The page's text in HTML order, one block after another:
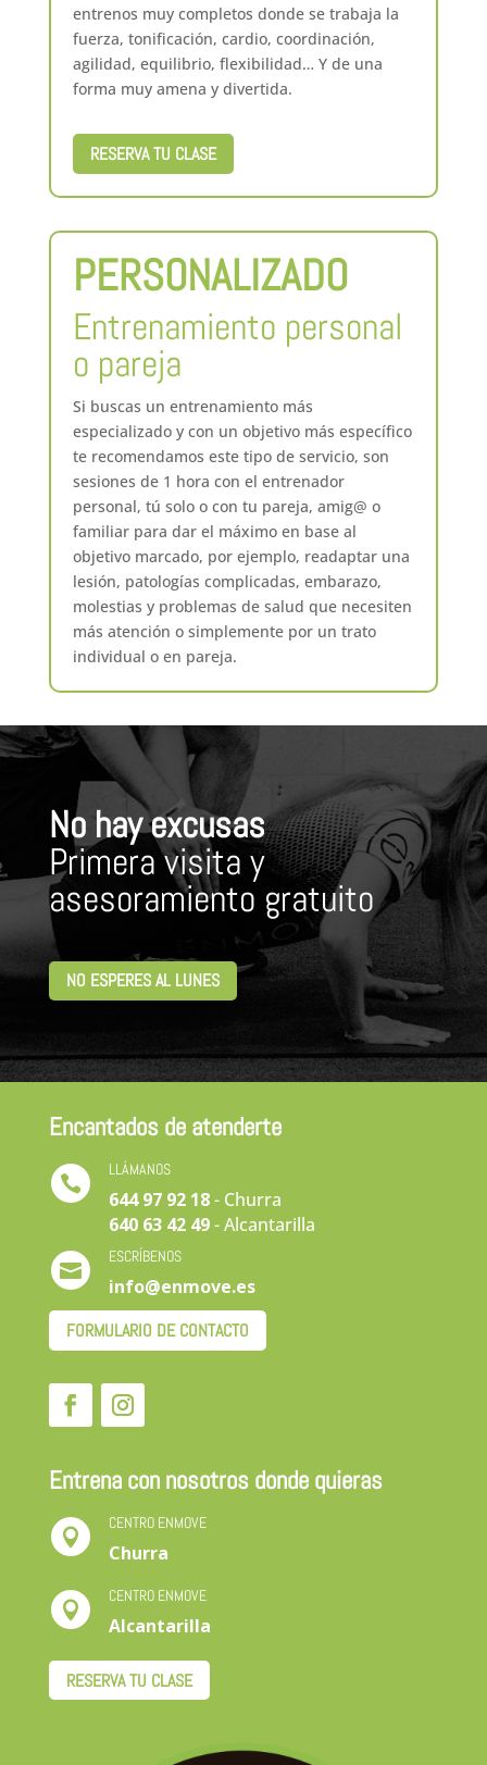
entrenos muy completos donde se trabaja la
fuerza, tonificación, cardio, coordinación,
agilidad, equilibrio, flexibilidad… Y de una
forma muy amena y divertida.
RESERVA TU CLASE
PERSONALIZADO
Entrenamiento personal
o pareja
Si buscas un entrenamiento más
especializado y con un objetivo más específico
te recomendamos este tipo de servicio, son
sesiones de 1 hora con el entrenador
personal, tú solo o con tu pareja, amig@ o
familiar para dar el máximo en base al
objetivo marcado, por ejemplo, readaptar una
lesión, patologías complicadas, embarazo,
molestias y problemas de salud que necesiten
más atención o simplemente por un trato
individual o en pareja.
No hay excusas
Primera visita y
asesoramiento gratuito
NO ESPERES AL LUNES
Encantados de atenderte

LLÁMANOS
644 97 92 18- Churra
640 63 42 49- Alcantarilla

ESCRÍBENOS
info@enmove.es
FORMULARIO DE CONTACTO
Entrena con nosotros donde quieras

CENTRO ENMOVE
Churra

CENTRO ENMOVE
Alcantarilla
RESERVA TU CLASE